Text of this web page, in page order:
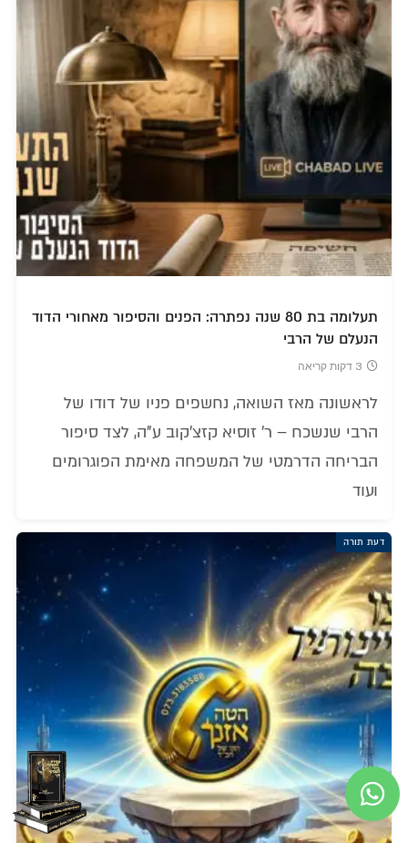
תעלומה בת 80 שנה נפתרה: הפנים והסיפור מאחורי הדוד
הנעלם של הרבי
3 דקות קריאה
לראשונה מאז השואה, נחשפים פניו של דודו של
הרבי שנשכח – ר' זוסיא קזצ'קוב ע"ה, לצד סיפור
הבריחה הדרמטי של המשפחה מאימת הפוגרומים
ועוד
דעת תורה